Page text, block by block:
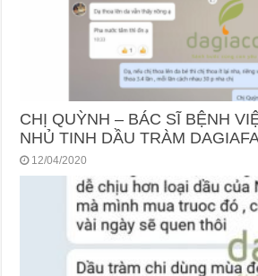
CHỊ QUỲNH – BÁC SĨ BỆNH
NHỦ TINH DẦU TRÀM
12/04/2020